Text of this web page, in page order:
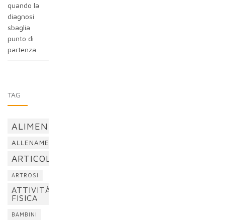
quando la
diagnosi
sbaglia
punto di
partenza
TAG
ALIMENTAZIONE
ALLENAMENTO
ARTICOLAZIONI
ARTROSI
ATTIVITÀ
FISICA
BAMBINI